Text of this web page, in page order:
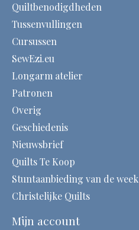
Quiltbenodigdheden
Tussenvullingen
Cursussen
SewEzi.eu
Longarm atelier
Patronen
Overig
Geschiedenis
Nieuwsbrief
Quilts Te Koop
Stuntaanbieding van de week
Christelijke Quilts
Mijn account